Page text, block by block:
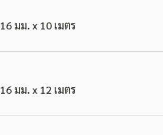
มม. x 10 เมตร
มม. x 12 เมตร